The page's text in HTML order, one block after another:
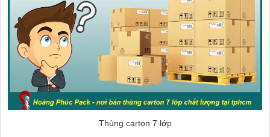
Thùng carton 7 lớp